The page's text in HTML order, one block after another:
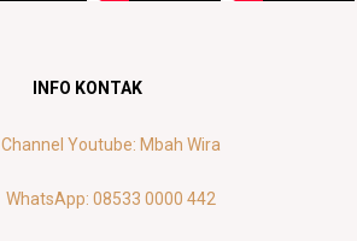
INFO KONTAK
Channel Youtube: Mbah Wira
WhatsApp: 08533 0000 442